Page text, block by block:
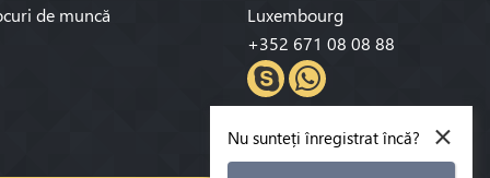
de muncă
Luxembourg
+352 671 08 08 88
×
Nu sunteți înregistrat încă?